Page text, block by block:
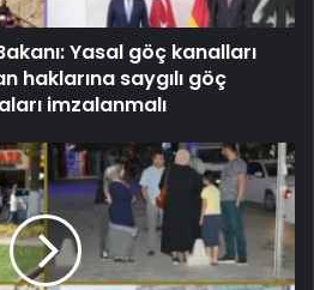
Yasal göç kanalları
haklarına saygılı göç
imzalanmalı